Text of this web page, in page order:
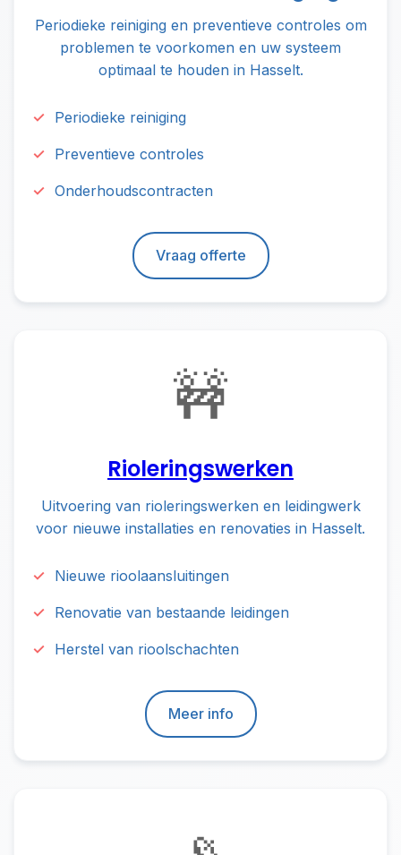
Periodieke reiniging en preventieve controles om
problemen te voorkomen en uw systeem
optimaal te houden in Hasselt.
Periodieke reiniging
Preventieve controles
Onderhoudscontracten
Vraag offerte
🚧
Rioleringswerken
Uitvoering van rioleringswerken en leidingwerk
voor nieuwe installaties en renovaties in Hasselt.
Nieuwe rioolaansluitingen
Renovatie van bestaande leidingen
Herstel van rioolschachten
Meer info